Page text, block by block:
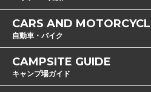
CARS AND
自動車・バイク
CAMPSITE GUIDE
キャンプ場ガイド